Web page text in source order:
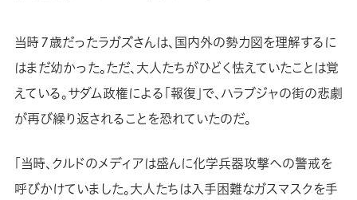
当時７歳だったラガズさんは、国内外の勢力図を理解するに
はまだ幼かった。ただ、大人たちがひどく怯えていたことは覚
えている。サダム政権による「報復」で、ハラブジャの街の悲劇
が再び繰り返されることを恐れていたのだ。
「当時、クルドのメディアは盛んに化学兵器攻撃への警戒を
呼びかけていました。大人たちは入手困難なガスマスクを手